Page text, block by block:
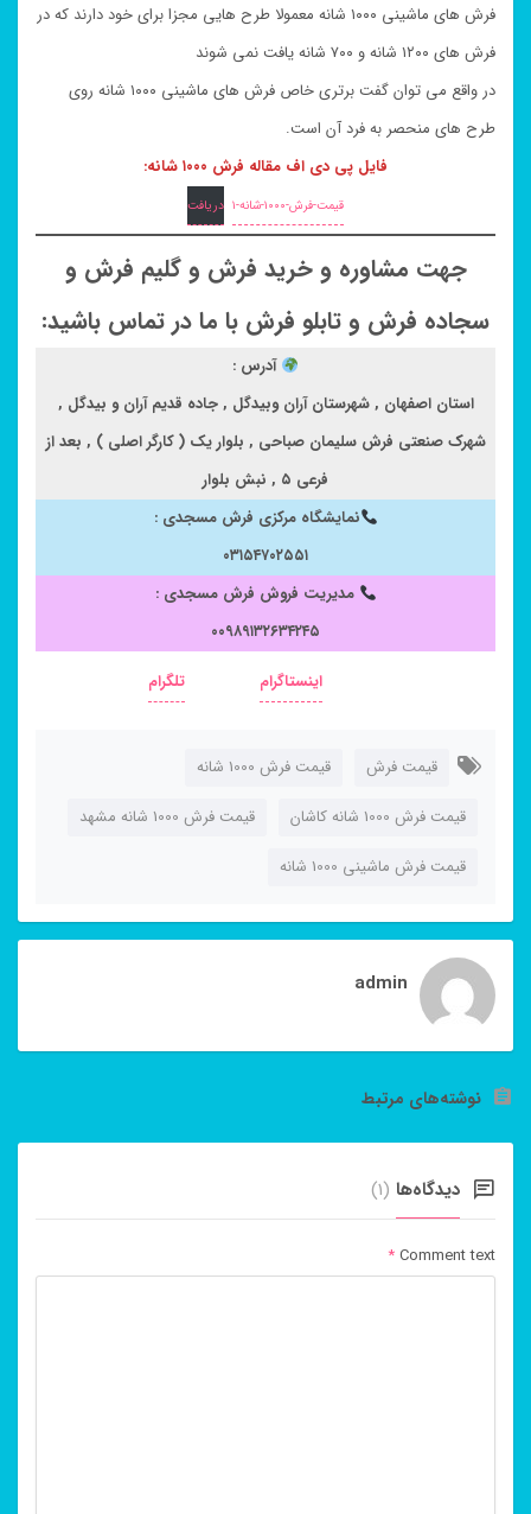
فرش های ماشینی ۱۰۰۰ شانه معمولا طرح هایی مجزا برای خود دارند که در
فرش های ۱۲۰۰ شانه و ۷۰۰ شانه یافت نمی شوند
در واقع می توان گفت برتری خاص فرش های ماشینی ۱۰۰۰ شانه روی
طرح های منحصر به فرد آن است.
فایل پی دی اف مقاله فرش ۱۰۰۰ شانه:
قیمت-فرش-۱۰۰۰-شانه-۱ دریافت
جهت مشاوره و خرید فرش و گلیم فرش و
سجاده فرش و تابلو فرش با ما در تماس باشید:
آدرس :
استان اصفهان , شهرستان آران وبیدگل , جاده قدیم آران و بیدگل ,
شهرک صنعتی فرش سلیمان صباحی , بلوار یک ( کارگر اصلی ) , بعد از
فرعی ۵ , نبش بلوار
نمایشگاه مرکزی فرش مسجدی :
۰۳۱۵۴۷۰۲۵۵۱
مدیریت فروش فرش مسجدی :
۰۰۹۸۹۱۳۲۶۳۴۲۴۵
اینستاگرام
تلگرام
قیمت فرش
قیمت فرش 1000 شانه
قیمت فرش 1000 شانه کاشان
قیمت فرش 1000 شانه مشهد
قیمت فرش ماشینی 1000 شانه
admin
نوشته‌های مرتبط
دیدگاه‌ها (1)
Comment text
*